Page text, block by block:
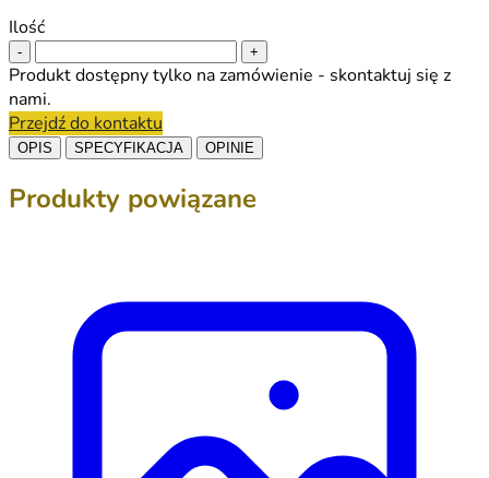
Ilość
- +
Produkt dostępny tylko na zamówienie - skontaktuj się z
nami.
Przejdź do kontaktu
OPIS SPECYFIKACJA OPINIE
Produkty powiązane